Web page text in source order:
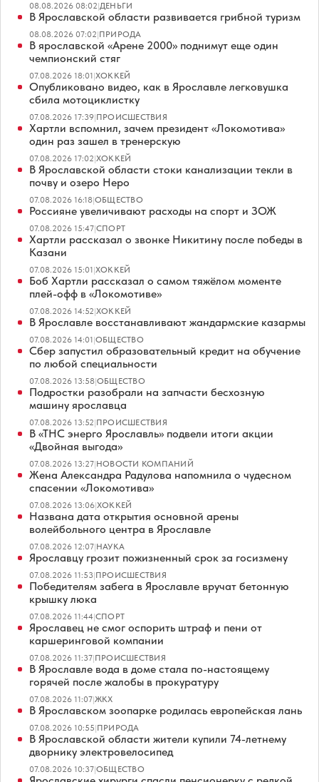
08.08.2026 08:02|ДЕНЬГИ
В Ярославской области развивается грибной туризм
08.08.2026 07:02|ПРИРОДА
В ярославской «Арене 2000» поднимут еще один
чемпионский стяг
07.08.2026 18:01|ХОККЕЙ
Опубликовано видео, как в Ярославле легковушка
сбила мотоциклистку
07.08.2026 17:39|ПРОИСШЕСТВИЯ
Хартли вспомнил, зачем президент «Локомотива»
один раз зашел в тренерскую
07.08.2026 17:02|ХОККЕЙ
В Ярославской области стоки канализации текли в
почву и озеро Неро
07.08.2026 16:18|ОБЩЕСТВО
Россияне увеличивают расходы на спорт и ЗОЖ
07.08.2026 15:47|СПОРТ
Хартли рассказал о звонке Никитину после победы в
Казани
07.08.2026 15:01|ХОККЕЙ
Боб Хартли рассказал о самом тяжёлом моменте
плей-офф в «Локомотиве»
07.08.2026 14:52|ХОККЕЙ
В Ярославле восстанавливают жандармские казармы
07.08.2026 14:01|ОБЩЕСТВО
Сбер запустил образовательный кредит на обучение
по любой специальности
07.08.2026 13:58|ОБЩЕСТВО
Подростки разобрали на запчасти бесхозную
машину ярославца
07.08.2026 13:52|ПРОИСШЕСТВИЯ
В «ТНС энерго Ярославль» подвели итоги акции
«Двойная выгода»
07.08.2026 13:27|НОВОСТИ КОМПАНИЙ
Жена Александра Радулова напомнила о чудесном
спасении «Локомотива»
07.08.2026 13:06|ХОККЕЙ
Названа дата открытия основной арены
волейбольного центра в Ярославле
07.08.2026 12:07|НАУКА
Ярославцу грозит пожизненный срок за госизмену
07.08.2026 11:53|ПРОИСШЕСТВИЯ
Победителям забега в Ярославле вручат бетонную
крышку люка
07.08.2026 11:44|СПОРТ
Ярославец не смог оспорить штраф и пени от
каршеринговой компании
07.08.2026 11:37|ПРОИСШЕСТВИЯ
В Ярославле вода в доме стала по-настоящему
горячей после жалобы в прокуратуру
07.08.2026 11:07|ЖКХ
В Ярославском зоопарке родилась европейская лань
07.08.2026 10:55|ПРИРОДА
В Ярославской области жители купили 74-летнему
дворнику электровелосипед
07.08.2026 10:37|ОБЩЕСТВО